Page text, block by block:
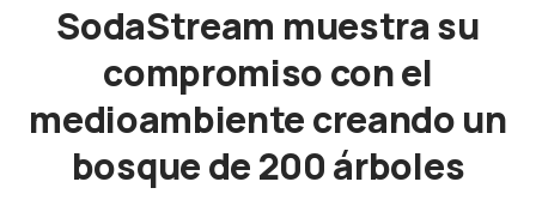
SodaStream muestra su
compromiso con el
medioambiente creando un
bosque de 200 árboles